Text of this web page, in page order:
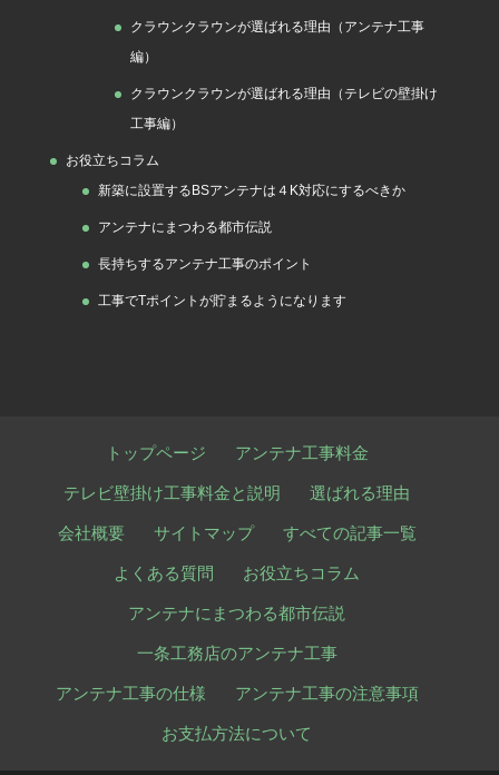
クラウンクラウンが選ばれる理由（アンテナ工事
編）
クラウンクラウンが選ばれる理由（テレビの壁掛け
工事編）
お役立ちコラム
新築に設置するBSアンテナは４K対応にするべきか
アンテナにまつわる都市伝説
長持ちするアンテナ工事のポイント
工事でTポイントが貯まるようになります
トップページ アンテナ工事料金
テレビ壁掛け工事料金と説明 選ばれる理由
会社概要 サイトマップ すべての記事一覧
よくある質問 お役立ちコラム
アンテナにまつわる都市伝説
一条工務店のアンテナ工事
アンテナ工事の仕様 アンテナ工事の注意事項
お支払方法について